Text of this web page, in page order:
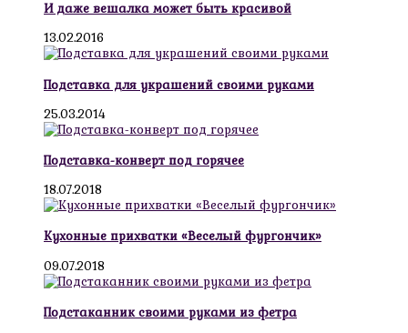
И даже вешалка может быть красивой
13.02.2016
Подставка для украшений своими руками
25.03.2014
Подставка-конверт под горячее
18.07.2018
Кухонные прихватки «Веселый фургончик»
09.07.2018
Подстаканник своими руками из фетра